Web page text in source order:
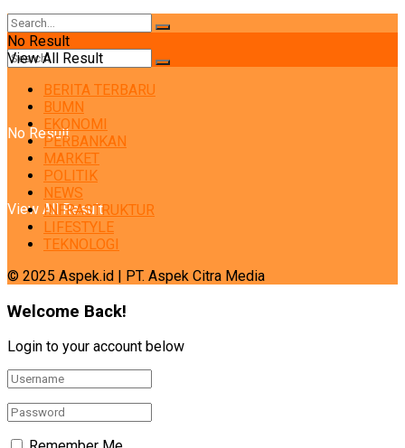
No Result
View All Result
No Result
View All Result
BERITA TERBARU
BUMN
EKONOMI
PERBANKAN
MARKET
POLITIK
NEWS
INFRASTRUKTUR
LIFESTYLE
TEKNOLOGI
© 2025 Aspek.id | PT. Aspek Citra Media
Welcome Back!
Login to your account below